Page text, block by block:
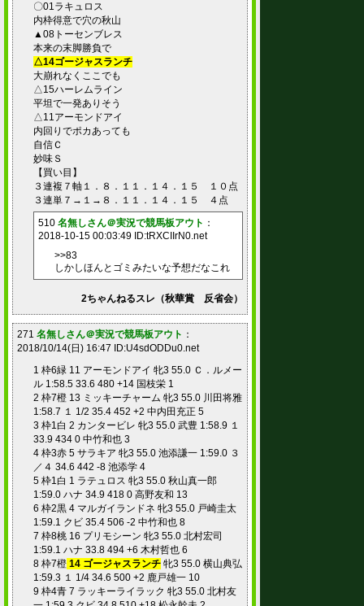
〇01ラキュロス
内枠得意で穴の秋山
▲08トーセンブレス
本来の末脚勝負で
△14ゴージャスランチ
大崩れなくここでも
△15ハーレムライン
平坦で一発ありそう
△11アーモンドアイ
内回りでポカあっても
自信Ｃ
妙味Ｓ
【買い目】
３連複７軸１．８．１１．１４．１５ １０点
３連単７→１→８．１１．１４．１５ ４点
510 名無しさん＠実況で競馬板アウト ：
2018-10-15 00:03:49 ID:tRXCIIrN0.net
>>83
しかしほんとゴミみたいな予想だなこれ
2ちゃんねるスレ（秋華賞 反省会）
271 名無しさん＠実況で競馬板アウト ：
2018/10/14(日) 16:47 ID:U4sdODDu0.net
1 枠6緑 11 アーモンドアイ 牝3 55.0 Ｃ．ルメー
ル 1:58.5 33.6 480 +14 国枝栄 1
2 枠7橙 13 ミッキーチャーム 牝3 55.0 川田将雅
1:58.7 １ 1/2 35.4 452 +2 中内田充正 5
3 枠1白 2 カンタービレ 牝3 55.0 武豊 1:58.9 １
33.9 434 0 中竹和也 3
4 枠3赤 5 サラキア 牝3 55.0 池添謙一 1:59.0 ３
／４ 34.6 442 -8 池添学 4
5 枠1白 1 ラテュロス 牝3 55.0 秋山真一郎
1:59.0 ハナ 34.9 418 0 高野友和 13
6 枠2黒 4 マルガイランドネ 牝3 55.0 戸崎圭太
1:59.1 クビ 35.4 506 -2 中竹和也 8
7 枠8桃 16 プリモシーン 牝3 55.0 北村宏司
1:59.1 ハナ 33.8 494 +6 木村哲也 6
8 枠7橙 14 ゴージャスランチ 牝3 55.0 横山典弘
1:59.3 １ 1/4 34.6 500 +2 鹿戸雄一 10
9 枠4青 7 ラッキーライラック 牝3 55.0 北村友